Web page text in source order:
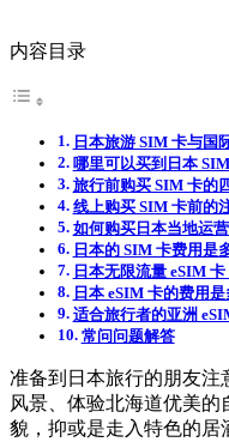
内容目录
日本旅游 SIM 卡与国
哪里可以买到日本
旅行前购买 SIM 卡的
线上购买 SIM 卡前的
如何购买日本当地运
日本的 SIM 卡费用是
日本无限流量 eSIM
日本 eSIM 卡的费用是
适合旅行者的亚洲
常问问题解答
准备到日本旅行的朋友注
风景、体验北海道优美
貌，抑或是走入特色的居